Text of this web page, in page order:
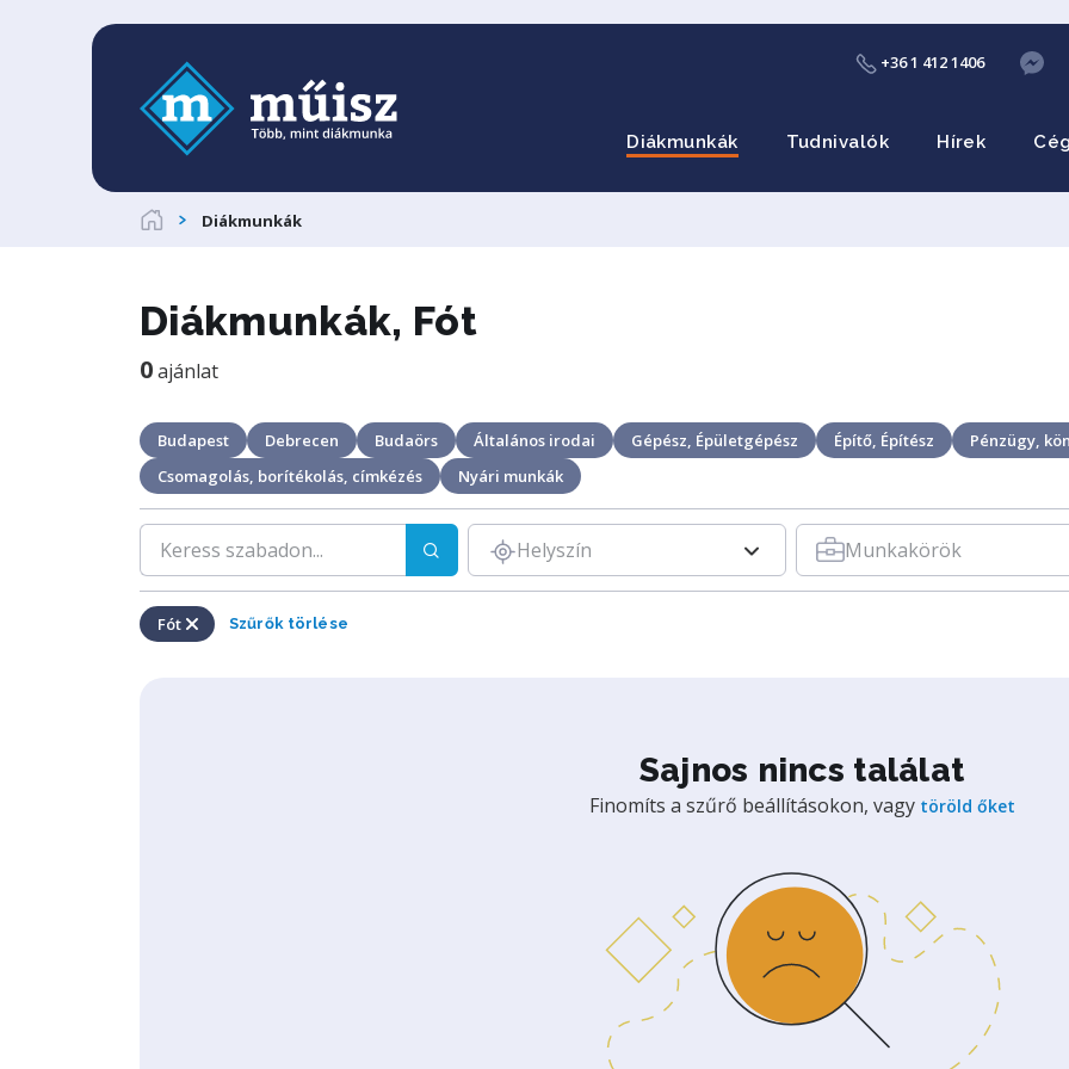
+36 1 412 1406
Diákmunkák Tudnivalók Hírek
Diákmunkák
Diákmunkák, Fót
0ajánlat
Budapest Debrecen Budaörs Általános irodai Gépész, Épületgépész Építő, Építész
Pénzügy,
Csomagolás, borítékolás, címkézés
Nyári munkák
Helyszín Munkakörök
Fót Szűrők törlése
Sajnos nincs találat
Finomíts a szűrő beállításokon, vagy töröld őket